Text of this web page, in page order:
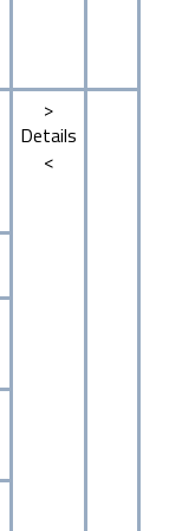
>
Details
<